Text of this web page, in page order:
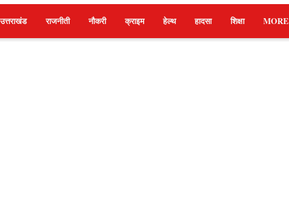
उत्तराखंड राजनीती नौकरी क्राइम हेल्थ हादसा शिक्षा MORE